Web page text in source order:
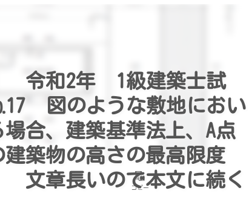
令和2年 1級建築士試
図のような敷地におい
合、建築基準法上、A点
築物の高さの最高限度
文章長いので本文に続く
コピー